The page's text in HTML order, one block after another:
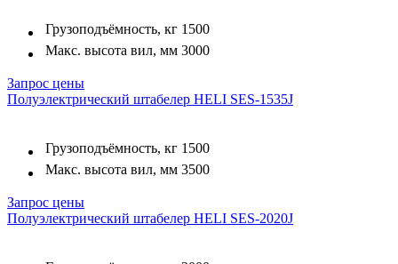
Грузоподъёмность, кг 1500
Макс. высота вил, мм 3000
Запрос цены
Полуэлектрический штабелер HELI SES-1535J
Грузоподъёмность, кг 1500
Макс. высота вил, мм 3500
Запрос цены
Полуэлектрический штабелер HELI SES-2020J